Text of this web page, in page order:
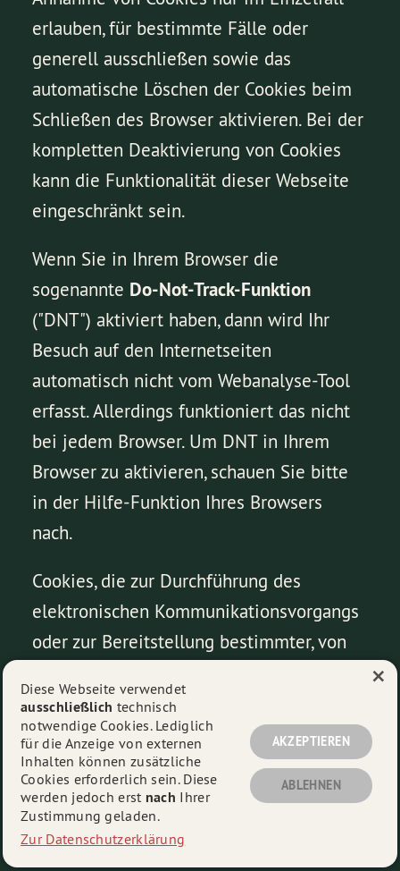
erlauben, für bestimmte Fälle oder
generell ausschließen sowie das
automatische Löschen der Cookies beim
Schließen des Browser aktivieren. Bei der
kompletten Deaktivierung von Cookies
kann die Funktionalität dieser Webseite
eingeschränkt sein.
Wenn Sie in Ihrem Browser die
sogenannte Do-Not-Track-Funktion
("DNT") aktiviert haben, dann wird Ihr
Besuch auf den Internetseiten
automatisch nicht vom Webanalyse-Tool
erfasst. Allerdings funktioniert das nicht
bei jedem Browser. Um DNT in Ihrem
Browser zu aktivieren, schauen Sie bitte
in der Hilfe-Funktion Ihres Browsers
nach.
Cookies, die zur Durchführung des
elektronischen Kommunikationsvorgangs
oder zur Bereitstellung bestimmter, von
erforderlich sind, werden auf Grundlage
von Art. 6 Abs. 1 lit. f DSGVO gespeichert.
Der Webseitenbetreiber hat ein
berechtigtes Interesse an der
Speicherung von Cookies zur technisch
fehlerfreien und optimierten
Diese Webseite verwendet
ausschließlich technisch
notwendige Cookies. Lediglich
für die Anzeige von externen
Inhalten können zusätzliche
Cookies erforderlich sein. Diese
werden jedoch erst nach Ihrer
Zustimmung geladen.
Zur Datenschutzerklärung
AKZEPTIEREN
ABLEHNEN
×